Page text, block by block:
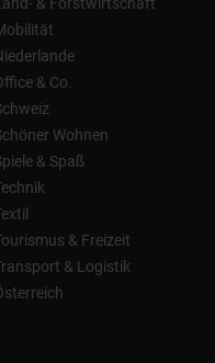
& Co.
Wohnen
& Spaß
& Freizeit
& Logistik